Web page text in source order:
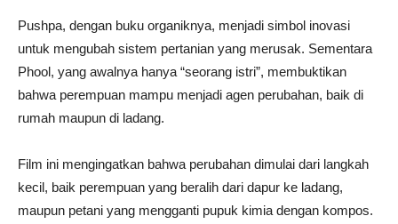
Pushpa, dengan buku organiknya, menjadi simbol inovasi
untuk mengubah sistem pertanian yang merusak. Sementara
Phool, yang awalnya hanya “seorang istri”, membuktikan
bahwa perempuan mampu menjadi agen perubahan, baik di
rumah maupun di ladang.
Film ini mengingatkan bahwa perubahan dimulai dari langkah
kecil, baik perempuan yang beralih dari dapur ke ladang,
maupun petani yang mengganti pupuk kimia dengan kompos.